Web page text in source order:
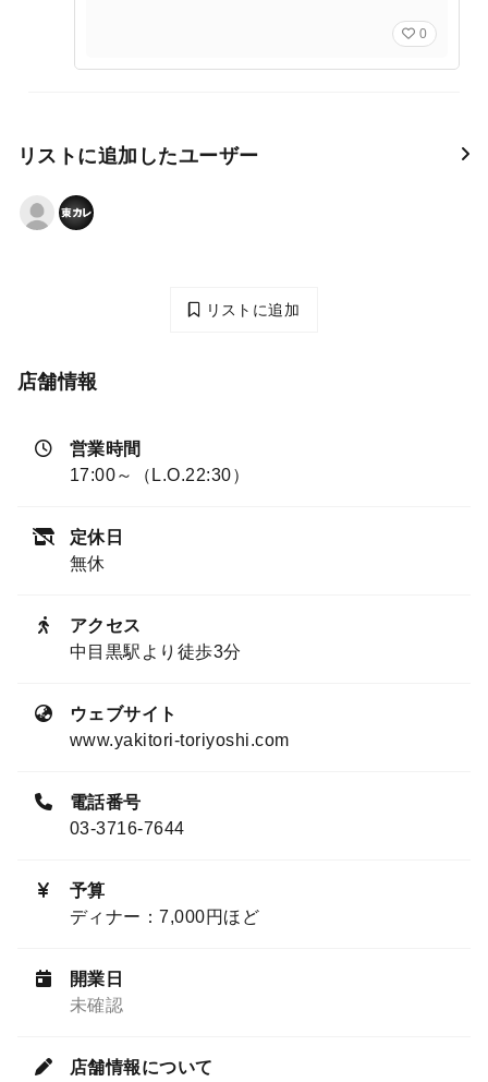
0
リストに追加したユーザー
リストに追加
店舗情報
営業時間
17:00～（L.O.22:30）
定休日
無休
アクセス
中目黒駅より徒歩3分
ウェブサイト
www.yakitori-toriyoshi.com
電話番号
03-3716-7644
予算
ディナー：7,000円ほど
開業日
未確認
店舗情報について